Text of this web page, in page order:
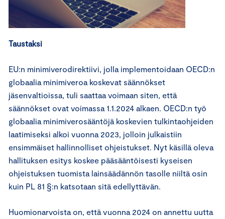
Taustaksi
EU:n minimiverodirektiivi, jolla implementoidaan OECD:n
globaalia minimiveroa koskevat säännökset
jäsenvaltioissa, tuli saattaa voimaan siten, että
säännökset ovat voimassa 1.1.2024 alkaen. OECD:n työ
globaalia minimiverosääntöjä koskevien tulkintaohjeiden
laatimiseksi alkoi vuonna 2023, jolloin julkaistiin
ensimmäiset hallinnolliset ohjeistukset. Nyt käsillä oleva
hallituksen esitys koskee pääsääntöisesti kyseisen
ohjeistuksen tuomista lainsäädännön tasolle niiltä osin
kuin PL 81 §:n katsotaan sitä edellyttävän.
Huomionarvoista on, että vuonna 2024 on annettu uutta